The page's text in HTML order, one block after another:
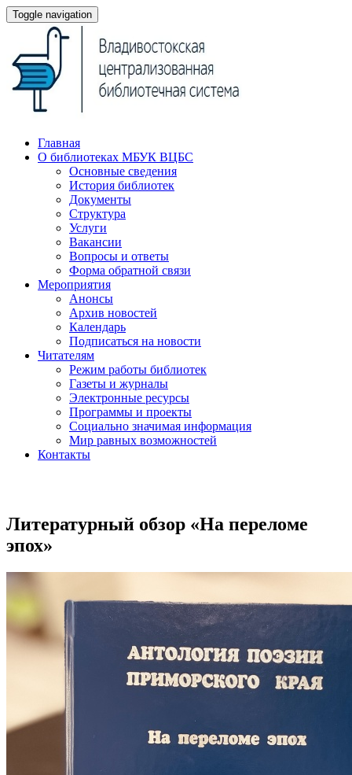
Toggle navigation
Главная
О библиотеках МБУК ВЦБС
Основные сведения
История библиотек
Документы
Структура
Услуги
Вакансии
Вопросы и ответы
Форма обратной связи
Мероприятия
Анонсы
Архив новостей
Календарь
Подписаться на новости
Читателям
Режим работы библиотек
Газеты и журналы
Электронные ресурсы
Программы и проекты
Социально значимая информация
Мир равных возможностей
Контакты
Литературный обзор «На переломе
эпох»